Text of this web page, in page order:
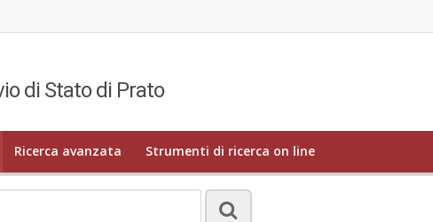
di Stato di Prato
Ricerca avanzata Strumenti di ricerca on line